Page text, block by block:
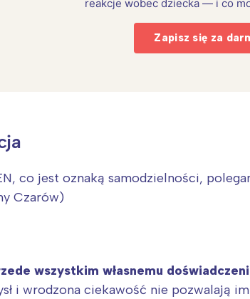
reakcje wobec dziecka — i co
Zapisz się za
co jest oznaką samodzielności,
Czarów)
wszystkim własnemu
i wrodzona ciekawość nie pozwalają
Kraków
Wybieram